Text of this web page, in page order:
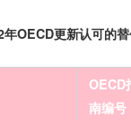
OECD更新认可的
OECD
南编号